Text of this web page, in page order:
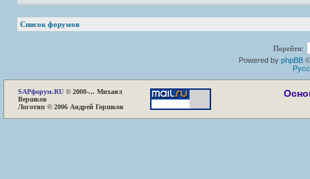
Список форумов
Перейти:
Powered by phpBB
SAPфорум.RU © 2000-... Михаил
Вершков
Логотип © 2006 Андрей Горшков